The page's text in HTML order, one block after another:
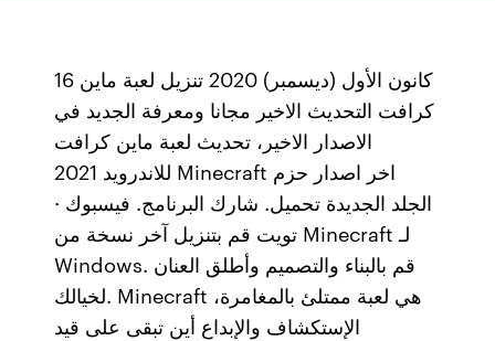
16 كانون الأول (ديسمبر) 2020 تنزيل لعبة ماين
كرافت التحديث الاخير مجانا ومعرفة الجديد في
الاصدار الاخير، تحديث لعبة ماين كرافت
للاندرويد 2021 Minecraft اخر اصدار حزم
الجلد الجديدة تحميل. شارك البرنامج. فيسبوك ·
تويت قم بتنزيل آخر نسخة من Minecraft لـ
Windows. قم بالبناء والتصميم وأطلق العنان
لخيالك. Minecraft هي لعبة ممتلئ بالمغامرة،
الإستكشاف والإبداع أين تبقى على قيد